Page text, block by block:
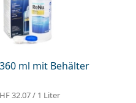
ml mit Behälter
32.07/ 1 Liter